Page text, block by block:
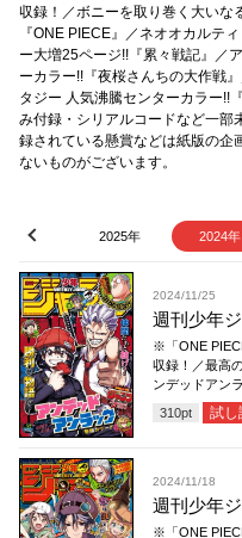
収録！／ボニーを取り巻く大いな
『ONE PIECE』／ネオオカルテ
ー大増25ページ!!『累々戦記』／
ーカラー!!『夜桜さんちの大作戦
タジー 人気沸騰センターカラー!!
み付録・シリアルコードなど一
録されている懸賞などは紙版の企
ないものがございます。
年 2025年 2024年
prev
2024/11/25
週刊少年
※「ONE
収録！／最高
ンデッドアン
310pt 試し
2024/11/18
週刊少年
※「ONE